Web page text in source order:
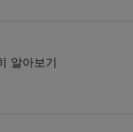
알아보기